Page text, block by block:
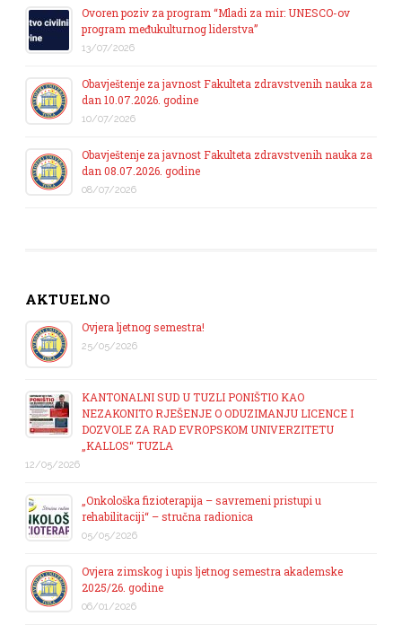
Ovoren poziv za program “Mladi za mir: UNESCO-ov
program međukulturnog liderstva”
13/07/2026
Obavještenje za javnost Fakulteta zdravstvenih nauka za
dan 10.07.2026. godine
10/07/2026
Obavještenje za javnost Fakulteta zdravstvenih nauka za
dan 08.07.2026. godine
08/07/2026
AKTUELNO
Ovjera ljetnog semestra!
25/05/2026
KANTONALNI SUD U TUZLI PONIŠTIO KAO
NEZAKONITO RJEŠENJE O ODUZIMANJU LICENCE I
DOZVOLE ZA RAD EVROPSKOM UNIVERZITETU
„KALLOS“ TUZLA
12/05/2026
„Onkološka fizioterapija – savremeni pristupi u
rehabilitaciji“ – stručna radionica
05/05/2026
Ovjera zimskog i upis ljetnog semestra akademske
2025/26. godine
06/01/2026